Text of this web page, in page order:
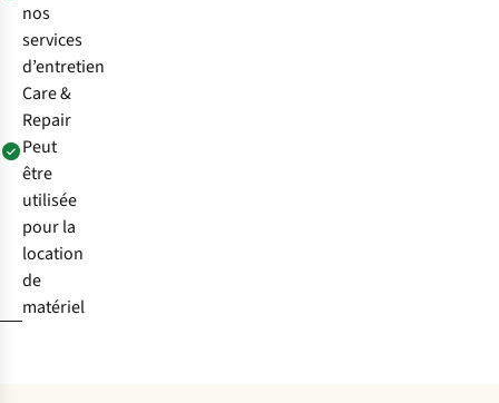
nos
services
d’entretien
Care &
Repair
Peut
être
utilisée
pour la
location
de
matériel